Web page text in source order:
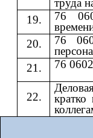
труда
76
76
76
кратко